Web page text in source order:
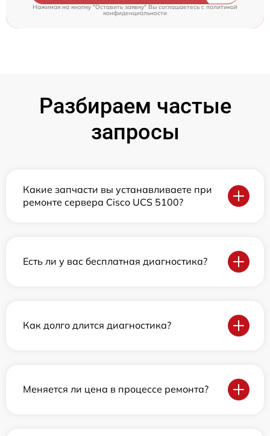
Нажимая на кнопку "Оставить заявку" Вы соглашаетесь cполитикой
конфиденциальности
Разбираем частые
запросы
Какие запчасти вы устанавливаете при
ремонте сервера Cisco UCS 5100?
Есть ли у вас бесплатная диагностика?
Как долго длится диагностика?
Меняется ли цена в процессе ремонта?